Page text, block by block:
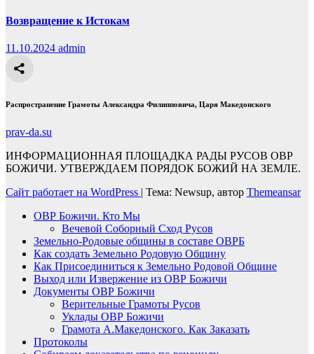
Возвращение к Истокам
11.10.2024 admin
Распространение Грамоты Александра Филипповича, Царя Македонского
prav-da.su
ИНФОРМАЦИОННАЯ ПЛОЩАДКА РАДЫ РУСОВ ОВР
БОЖИЧИ. УТВЕРЖДАЕМ ПОРЯДОК БОЖИЙ НА ЗЕМЛЕ.
Сайт работает на WordPress | Тема: Newsup, автор Themeansar
ОВР Божичи. Кто Мы
Вечевой Соборный Сход Русов
Земельно-Родовые общины в составе ОВРБ
Как создать Земельно Родовую Общину
Как Присоединиться к Земельно Родовой Общине
Выход или Извержение из ОВР Божичи
Документы ОВР Божичи
Верительные Грамоты Русов
Уклады ОВР Божичи
Грамота А.Македонского. Как Заказать
Протоколы